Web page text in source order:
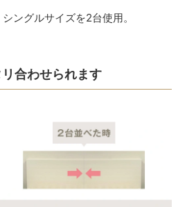
ングルサイズを2台使用。
合わせられます